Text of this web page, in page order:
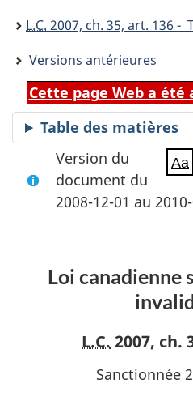
L.C. 2007, ch. 35, art. 136 -
Versions antérieures
Cette page Web a été
Table des matières
Aa
Version du
document du
2008-12-01 au
Loi canadienne
L.C.2007, ch.
Sanctionnée